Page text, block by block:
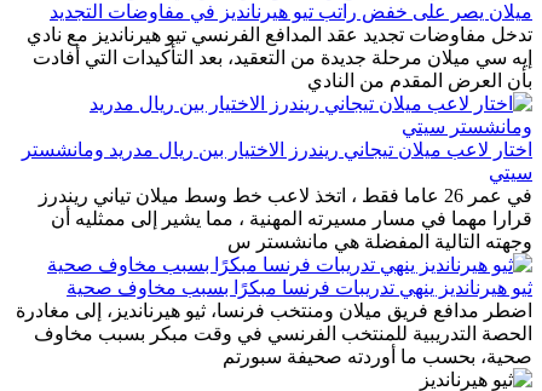
ميلان يصر على خفض راتب تيو هيرنانديز في مفاوضات التجديد
تدخل مفاوضات تجديد عقد المدافع الفرنسي تيو هيرنانديز مع نادي
إيه سي ميلان مرحلة جديدة من التعقيد، بعد التأكيدات التي أفادت
بأن العرض المقدم من النادي
اختار لاعب ميلان تيجاني ريندرز الاختيار بين ريال مدريد ومانشستر
سيتي
في عمر 26 عاما فقط ، اتخذ لاعب خط وسط ميلان تياني ريندرز
قرارا مهما في مسار مسيرته المهنية ، مما يشير إلى ممثليه أن
وجهته التالية المفضلة هي مانشستر س
ثيو هيرنانديز ينهي تدريبات فرنسا مبكرًا بسبب مخاوف صحية
اضطر مدافع فريق ميلان ومنتخب فرنسا، ثيو هيرنانديز، إلى مغادرة
الحصة التدريبية للمنتخب الفرنسي في وقت مبكر بسبب مخاوف
صحية، بحسب ما أوردته صحيفة سبورتم